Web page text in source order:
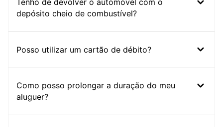
Tenho de devolver o automóvel com o
depósito cheio de combustível?
Posso utilizar um cartão de débito?
Como posso prolongar a duração do meu
aluguer?